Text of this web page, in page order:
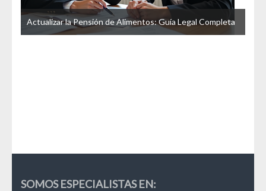
Actualizar la Pensión de Alimentos: Guía Legal Completa
SOMOS ESPECIALISTAS EN: